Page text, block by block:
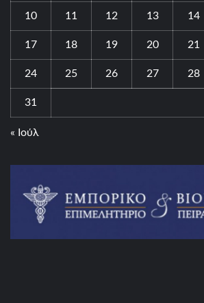
10 11 12 13 14
17 18 19 20 21
24 25 26 27 28
31
« Ιούλ